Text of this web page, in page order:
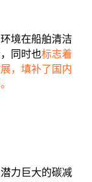
境在船舶清洁
同时也标志着
，填补了国内
力巨大的碳减